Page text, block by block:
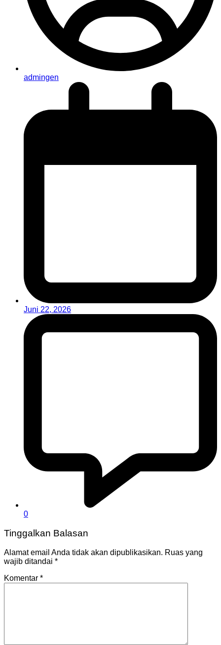
admingen
Juni 22, 2026
0
Tinggalkan Balasan
Alamat email Anda tidak akan dipublikasikan. Ruas yang
wajib ditandai *
Komentar *